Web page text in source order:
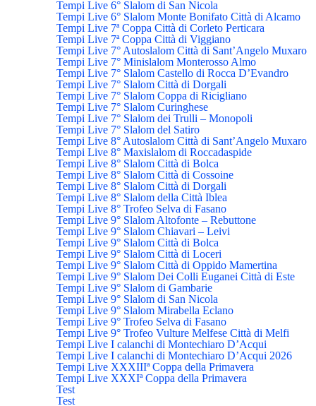
Tempi Live 6° Slalom di San Nicola
Tempi Live 6° Slalom Monte Bonifato Città di Alcamo
Tempi Live 7ª Coppa Città di Corleto Perticara
Tempi Live 7ª Coppa Città di Viggiano
Tempi Live 7° Autoslalom Città di Sant’Angelo Muxaro
Tempi Live 7° Minislalom Monterosso Almo
Tempi Live 7° Slalom Castello di Rocca D’Evandro
Tempi Live 7° Slalom Città di Dorgali
Tempi Live 7° Slalom Coppa di Ricigliano
Tempi Live 7° Slalom Curinghese
Tempi Live 7° Slalom dei Trulli – Monopoli
Tempi Live 7° Slalom del Satiro
Tempi Live 8° Autoslalom Città di Sant’Angelo Muxaro
Tempi Live 8° Maxislalom di Roccadaspide
Tempi Live 8° Slalom Città di Bolca
Tempi Live 8° Slalom Città di Cossoine
Tempi Live 8° Slalom Città di Dorgali
Tempi Live 8° Slalom della Città Iblea
Tempi Live 8° Trofeo Selva di Fasano
Tempi Live 9° Slalom Altofonte – Rebuttone
Tempi Live 9° Slalom Chiavari – Leivi
Tempi Live 9° Slalom Città di Bolca
Tempi Live 9° Slalom Città di Loceri
Tempi Live 9° Slalom Città di Oppido Mamertina
Tempi Live 9° Slalom Dei Colli Euganei Città di Este
Tempi Live 9° Slalom di Gambarie
Tempi Live 9° Slalom di San Nicola
Tempi Live 9° Slalom Mirabella Eclano
Tempi Live 9° Trofeo Selva di Fasano
Tempi Live 9° Trofeo Vulture Melfese Città di Melfi
Tempi Live I calanchi di Montechiaro D’Acqui
Tempi Live I calanchi di Montechiaro D’Acqui 2026
Tempi Live XXXIIIª Coppa della Primavera
Tempi Live XXXIª Coppa della Primavera
Test
Test